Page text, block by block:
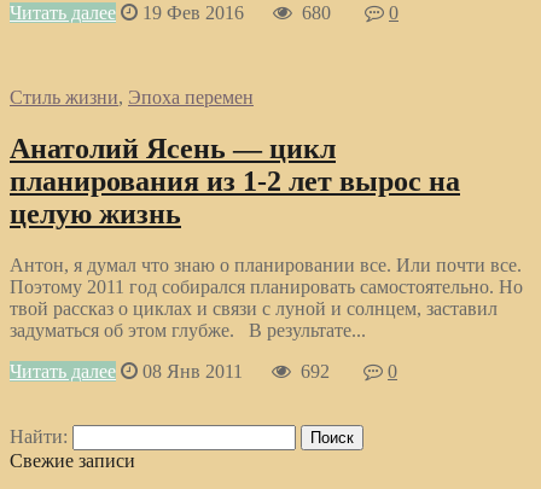
Читать далее
19 Фев 2016 680 0
Стиль жизни, Эпоха перемен
Анатолий Ясень — цикл
планирования из 1-2 лет вырос на
целую жизнь
Антон, я думал что знаю о планировании все. Или почти все.
Поэтому 2011 год собирался планировать самостоятельно. Но
твой рассказ о циклах и связи с луной и солнцем, заставил
задуматься об этом глубже. В результате...
Читать далее
08 Янв 2011 692 0
Найти:
Свежие записи